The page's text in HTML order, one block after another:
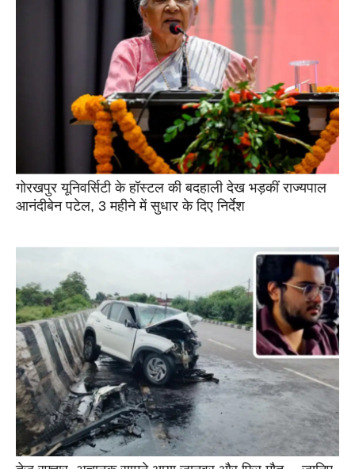
गोरखपुर यूनिवर्सिटी के हॉस्टल की बदहाली देख भड़कीं राज्यपाल
आनंदीबेन पटेल, 3 महीने में सुधार के दिए निर्देश